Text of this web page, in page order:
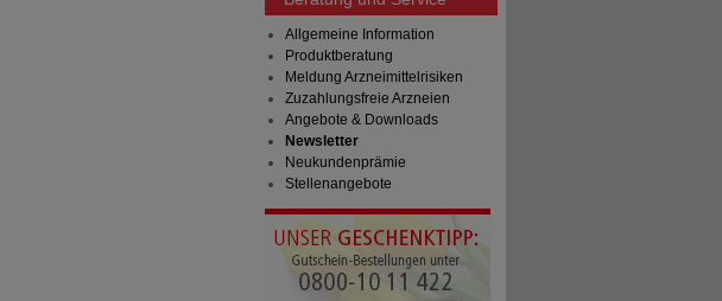
Allgemeine Information
Produktberatung
Meldung Arzneimittelrisiken
Zuzahlungsfreie Arzneien
Angebote & Downloads
Newsletter
Neukundenprämie
Stellenangebote